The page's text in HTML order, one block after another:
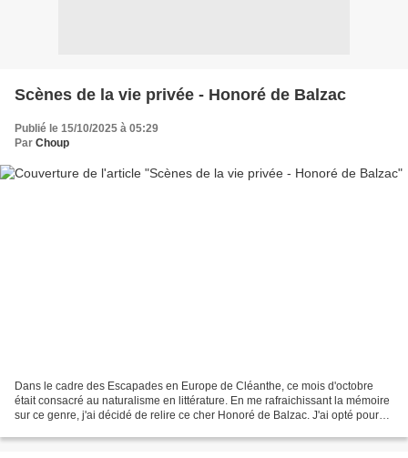
Scènes de la vie privée - Honoré de Balzac
Publié le 15/10/2025 à 05:29
Par Choup
Dans le cadre des Escapades en Europe de Cléanthe, ce mois d'octobre
était consacré au naturalisme en littérature. En me rafraichissant la mémoire
sur ce genre, j'ai décidé de relire ce cher Honoré de Balzac. J'ai opté pour